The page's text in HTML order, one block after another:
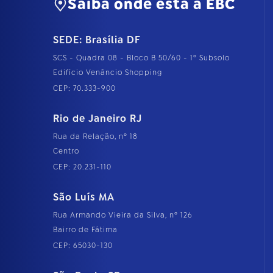
Saiba onde está a EBC
SEDE: Brasília DF
SCS - Quadra 08 - Bloco B 50/60 - 1º Subsolo
Edifício Venâncio Shopping
CEP: 70.333-900
Rio de Janeiro RJ
Rua da Relação, nº 18
Centro
CEP: 20.231-110
São Luís MA
Rua Armando Vieira da Silva, nº 126
Bairro de Fátima
CEP: 65030-130